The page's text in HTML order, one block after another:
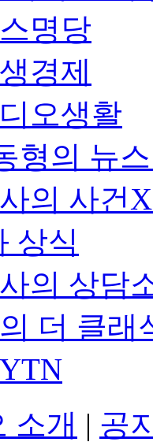
명당
경제
오생활
형의 뉴
의 사건
상식
의 상담
더 클래
소개 | 공